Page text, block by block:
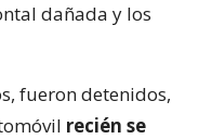
dañada y los
fueron detenidos,
recién se